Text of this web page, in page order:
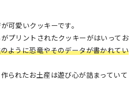
可愛いクッキーです。
プリントされたクッキーがはいってお
ように恐竜やそのデータが書かれてい
られたお土産は遊び心が詰まっていて